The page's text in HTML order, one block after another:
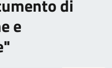
di
e